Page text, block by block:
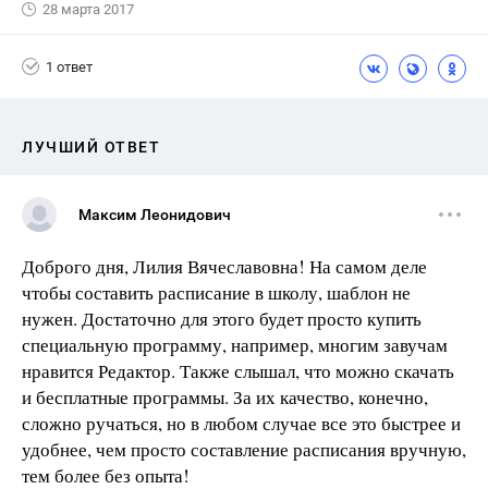
28 марта 2017
1 ответ
ЛУЧШИЙ ОТВЕТ
Максим Леонидович
Доброго дня, Лилия Вячеславовна! На самом деле
чтобы составить расписание в школу, шаблон не
нужен. Достаточно для этого будет просто купить
специальную программу, например, многим завучам
нравится Редактор. Также слышал, что можно скачать
и бесплатные программы. За их качество, конечно,
сложно ручаться, но в любом случае все это быстрее и
удобнее, чем просто составление расписания вручную,
тем более без опыта!